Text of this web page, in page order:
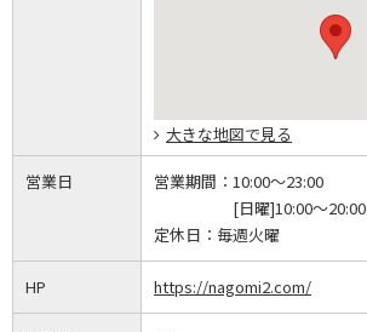
大きな地図で見る
営業日 営業期間： 10:00～23:00
[日曜]10:00～20:00
定休日： 毎週火曜
HP https://nagomi2.com/